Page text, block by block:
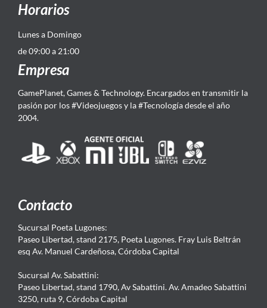
Horarios
Lunes a Domingo
de 09:00 a 21:00
Empresa
GamePlanet, Games & Technology. Encargados en transmitir la
pasión por los #Videojuegos y la #Tecnología desde el año
2004.
Contacto
Sucursal Poeta Lugones:
Paseo Libertad, stand 2175, Poeta Lugones. Fray Luis Beltrán
esq Av. Manuel Cardeñosa, Córdoba Capital
Sucursal Av. Sabattini:
Paseo Libertad, stand 1790, Av Sabattini. Av. Amadeo Sabattini
3250, ruta 9, Córdoba Capital